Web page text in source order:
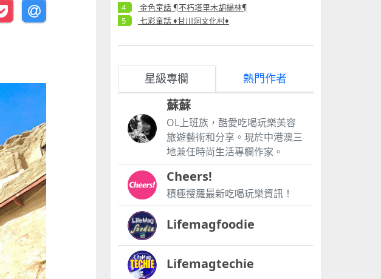
金色童話 ¶不朽塔里木胡楊林¶
七彩童話 ♦甘川洞文化村♦
星級專欄 熱門作者
蘇蘇
OL上班族，酷愛吃喝玩樂美容
旅遊藝術和分享。現於中港澳三
地兼任時尚生活專欄作家。
Cheers!
積極搜羅最新吃喝玩樂資訊！
Lifemagfoodie
Lifemagtechie